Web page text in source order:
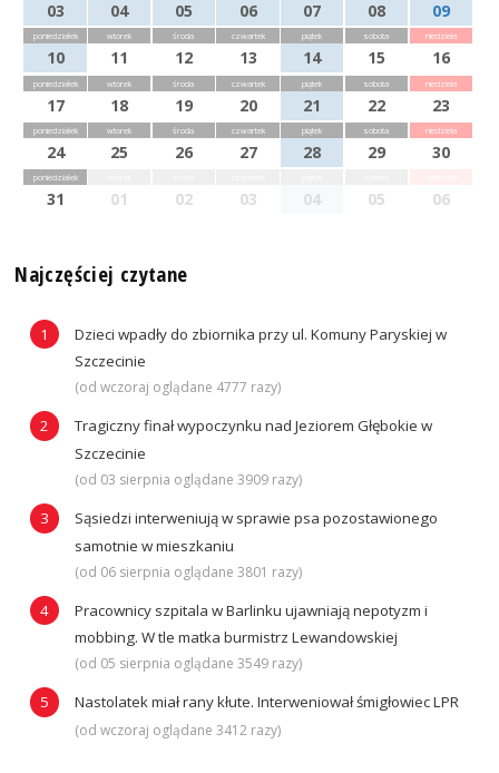
03 04 05 06 07 08 09
poniedziałek
10
wtorek
11
środa
12
czwartek
13
piątek
14
sobota
15
niedziela
16
poniedziałek
17
wtorek
18
środa
19
czwartek
20
piątek
21
sobota
22
niedziela
23
poniedziałek
24
wtorek
25
środa
26
czwartek
27
piątek
28
sobota
29
niedziela
30
poniedziałek
31 01 02 03 04 05 06
Najczęściej czytane
Dzieci wpadły do zbiornika przy ul. Komuny Paryskiej w
Szczecinie
(od wczoraj oglądane 4777 razy)
Tragiczny finał wypoczynku nad Jeziorem Głębokie w
Szczecinie
(od 03 sierpnia oglądane 3909 razy)
Sąsiedzi interweniują w sprawie psa pozostawionego
samotnie w mieszkaniu
(od 06 sierpnia oglądane 3801 razy)
Pracownicy szpitala w Barlinku ujawniają nepotyzm i
mobbing. W tle matka burmistrz Lewandowskiej
(od 05 sierpnia oglądane 3549 razy)
Nastolatek miał rany kłute. Interweniował śmigłowiec LPR
(od wczoraj oglądane 3412 razy)